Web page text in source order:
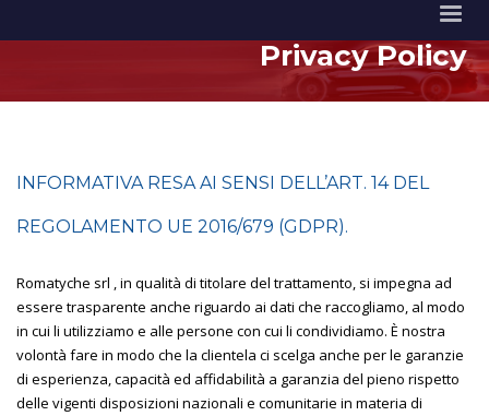
Privacy Policy
INFORMATIVA RESA AI SENSI DELL’ART. 14 DEL
REGOLAMENTO UE 2016/679 (GDPR).
Romatyche srl , in qualità di titolare del trattamento, si impegna ad
essere trasparente anche riguardo ai dati che raccogliamo, al modo
in cui li utilizziamo e alle persone con cui li condividiamo. È nostra
volontà fare in modo che la clientela ci scelga anche per le garanzie
di esperienza, capacità ed affidabilità a garanzia del pieno rispetto
delle vigenti disposizioni nazionali e comunitarie in materia di